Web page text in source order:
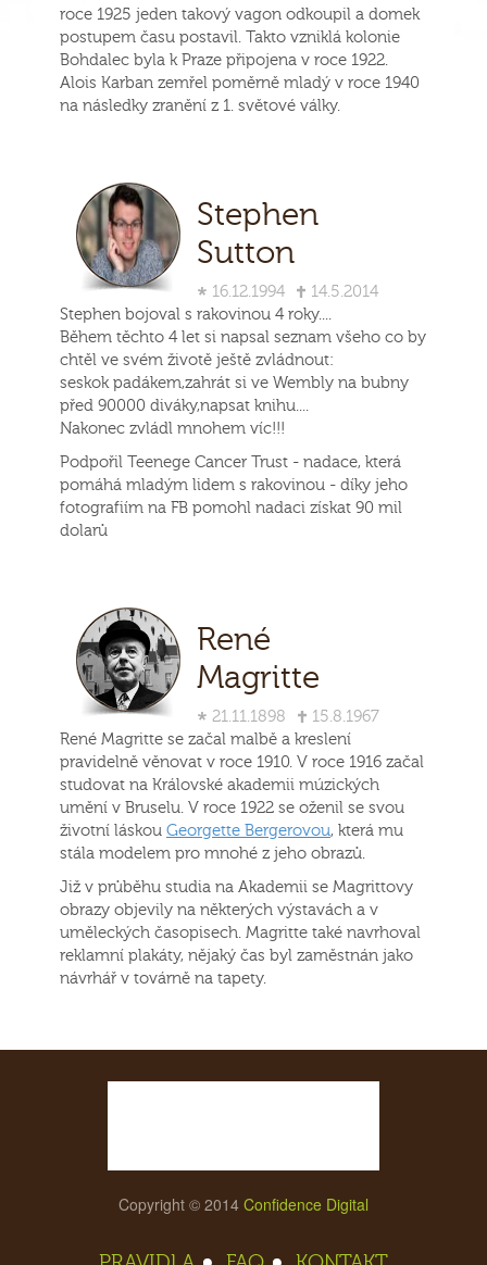
roce 1925 jeden takový vagon odkoupil a domek
postupem času postavil. Takto vzniklá kolonie
Bohdalec byla k Praze připojena v roce 1922.
Alois Karban zemřel poměrně mladý v roce 1940
na následky zranění z 1. světové války.
Stephen
Sutton
16.12.1994
14.5.2014
Stephen bojoval s rakovinou 4 roky....
Během těchto 4 let si napsal seznam všeho co by
chtěl ve svém životě ještě zvládnout:
seskok padákem,zahrát si ve Wembly na bubny
před 90000 diváky,napsat knihu....
Nakonec zvládl mnohem víc!!!
Podpořil Teenege Cancer Trust - nadace, která
pomáhá mladým lidem s rakovinou - díky jeho
fotografiím na FB pomohl nadaci získat 90 mil
dolarů
René
Magritte
21.11.1898
15.8.1967
René Magritte se začal malbě a kreslení
pravidelně věnovat v roce 1910. V roce 1916 začal
studovat na Královské akademii múzických
umění v Bruselu. V roce 1922 se oženil se svou
životní láskou Georgette Bergerovou, která mu
stála modelem pro mnohé z jeho obrazů.
Již v průběhu studia na Akademii se Magrittovy
obrazy objevily na některých výstavách a v
uměleckých časopisech. Magritte také navrhoval
reklamní plakáty, nějaký čas byl zaměstnán jako
návrhář v továrně na tapety.
Copyright © 2014 Confidence Digital